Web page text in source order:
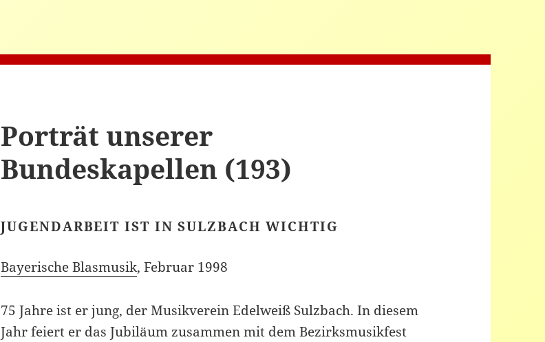
Porträt unserer
Bundeskapellen (193)
JUGENDARBEIT IST IN SULZBACH WICHTIG
Bayerische Blasmusik, Februar 1998
75 Jahre ist er jung, der Musikverein Edelweiß Sulzbach. In diesem
Jahr feiert er das Jubiläum zusammen mit dem Bezirksmusikfest